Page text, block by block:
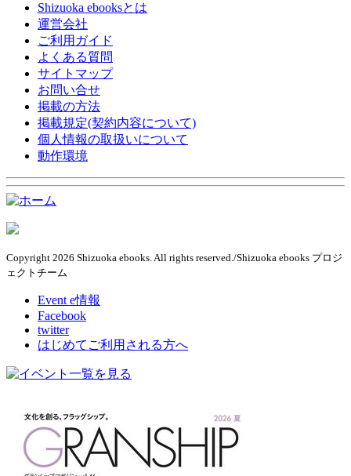
Shizuoka ebooksとは
運営会社
ご利用ガイド
よくある質問
サイトマップ
お問い合せ
掲載の方法
掲載規定(契約内容について)
個人情報の取扱いについて
動作環境
Copyright 2026 Shizuoka ebooks. All rights reserved./Shizuoka ebooks プロジ
ェクトチーム
Event e情報
Facebook
twitter
はじめてご利用される方へ